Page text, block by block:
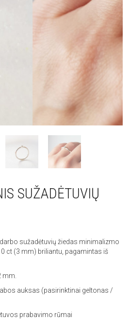
SUŽADĖTUVIŲ
sužadėtuvių žiedas minimalizmo
ct (3 mm) briliantu, pagamintas iš
mm.
auksas (pasirinktinai geltonas /
prabavimo rūmai